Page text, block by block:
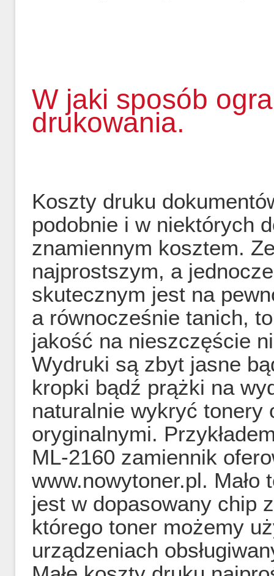
W jaki sposób
drukowania.
Koszty druku
podobnie i w niektórych
znamiennym kosztem.
najprostszym, a
skutecznym jest na
a równocześnie tanich,
jakość na nieszczęście
Wydruki są zbyt jasne
kropki bądź prążki na
naturalnie wykryć tonery
oryginalnymi.
ML-2160 zamiennik
www.nowytoner.pl.
jest w dopasowany chip
którego toner możemy
urządzeniach